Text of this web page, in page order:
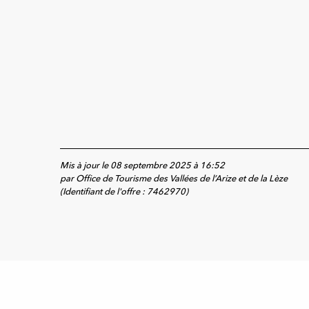
Mis à jour le 08 septembre 2025 à 16:52
par Office de Tourisme des Vallées de l’Arize et de la Lèze
(Identifiant de l'offre : 7462970)